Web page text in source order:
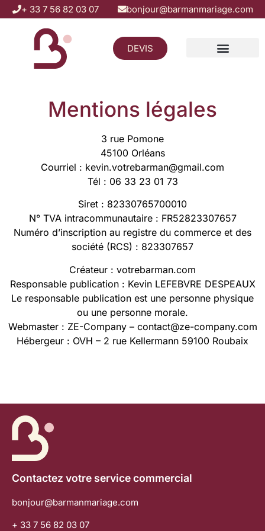
+ 33 7 56 82 03 07 bonjour@barmanmariage.com
DEVIS
Mentions légales
3 rue Pomone
45100 Orléans
Courriel : kevin.votrebarman@gmail.com
Tél : 06 33 23 01 73
Siret : 82330765700010
N° TVA intracommunautaire : FR52823307657
Numéro d’inscription au registre du commerce et des
société (RCS) : 823307657
Créateur : votrebarman.com
Responsable publication : Kevin LEFEBVRE DESPEAUX
Le responsable publication est une personne physique
ou une personne morale.
Webmaster : ZE-Company – contact@ze-company.com
Hébergeur : OVH – 2 rue Kellermann 59100 Roubaix
Contactez votre service commercial
bonjour@barmanmariage.com
+ 33 7 56 82 03 07